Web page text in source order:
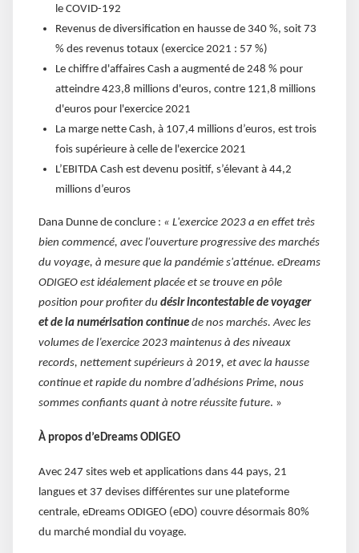
le COVID-192
Revenus de diversification en hausse de 340 %, soit 73
% des revenus totaux (exercice 2021 : 57 %)
Le chiffre d'affaires Cash a augmenté de 248 % pour
atteindre 423,8 millions d'euros, contre 121,8 millions
d'euros pour l'exercice 2021
La marge nette Cash, à 107,4 millions d’euros, est trois
fois supérieure à celle de l'exercice 2021
L’EBITDA Cash est devenu positif, s’élevant à 44,2
millions d’euros
Dana Dunne de conclure : « L'exercice 2023 a en effet très
bien commencé, avec l'ouverture progressive des marchés
du voyage, à mesure que la pandémie s'atténue. eDreams
ODIGEO est idéalement placée et se trouve en pôle
position pour profiter du désir incontestable de voyager
et de la numérisation continue de nos marchés. Avec les
volumes de l’exercice 2023 maintenus à des niveaux
records, nettement supérieurs à 2019, et avec la hausse
continue et rapide du nombre d’adhésions Prime, nous
sommes confiants quant à notre réussite future. »
À propos d’eDreams ODIGEO
Avec 247 sites web et applications dans 44 pays, 21
langues et 37 devises différentes sur une plateforme
centrale, eDreams ODIGEO (eDO) couvre désormais 80%
du marché mondial du voyage.